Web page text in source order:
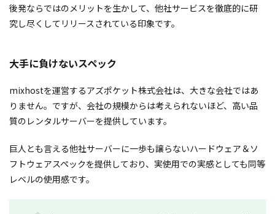
後発ならではのメリットを生かして、他社サービスを徹底的に研
究し尽くしてリリースされている印象です。
大手に負けないスペック
mixhostを運営するアズポケット株式会社は、大きな会社ではあ
りません。ですが、会社の規模からは考えられないほど、高い品
質のレンタルサーバーを提供しています。
巨人とも言える他社サーバーに一歩も譲らないハードウェア＆ソ
フトウェアスペックを提供しており、実使用での実感としても同等
レベルの使用感です。